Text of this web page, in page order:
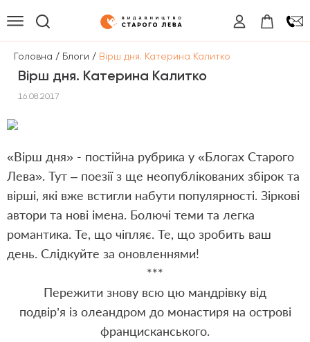
Головна / Блоги / Вірш дня. Катерина Калитко
Вірш дня. Катерина Калитко
16.08.2017
«Вірш дня» - постійна рубрика у «Блогах Старого
Лева». Тут – поезії з ще неопублікованих збірок та
вірші, які вже встигли набути популярності. Зіркові
автори та нові імена. Болючі теми та легка
романтика. Те, що чіпляє. Те, що зробить ваш
день. Слідкуйте за оновленнями!
***
Пережити знову всю цю мандрівку від
подвір’я із олеандром до монастиря на острові
францисканського.